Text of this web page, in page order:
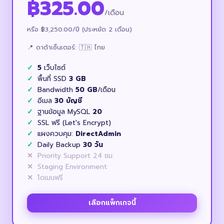
฿325.00/เดือน
หรือ ฿3,250.00/ปี (ประหยัด 2 เดือน)
📍 ดาต้าเซ็นเตอร์: 🇹🇭 ไทย
5 เว็บไซต์
พื้นที่ SSD 3 GB
Bandwidth 50 GB/เดือน
อีเมล 30 บัญชี
ฐานข้อมูล MySQL 20
SSL ฟรี (Let's Encrypt)
แผงควบคุม: DirectAdmin
Daily Backup 30 วัน
Priority Support 24 ชม.
Staging Environment
โดเมนฟรี
เลือกแพ็กเกจนี้